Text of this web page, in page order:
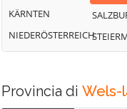
KÄRNTEN
NIEDERÖSTERREICH
Provincia di Wels-